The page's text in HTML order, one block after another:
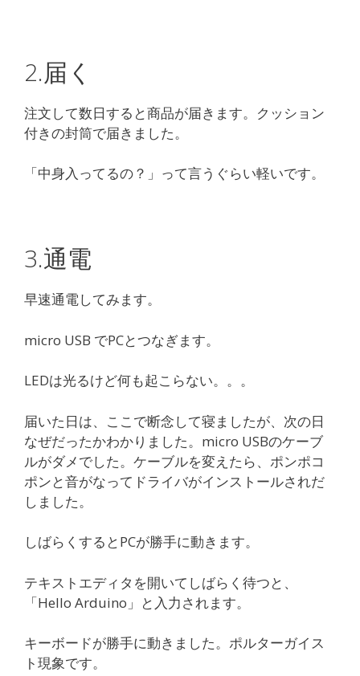
2.届く
注文して数日すると商品が届きます。クッション
付きの封筒で届きました。
「中身入ってるの？」って言うぐらい軽いです。
3.通電
早速通電してみます。
micro USB でPCとつなぎます。
LEDは光るけど何も起こらない。。。
届いた日は、ここで断念して寝ましたが、次の日
なぜだったかわかりました。micro USBのケーブ
ルがダメでした。ケーブルを変えたら、ポンポコ
ポンと音がなってドライバがインストールされだ
しました。
しばらくするとPCが勝手に動きます。
テキストエディタを開いてしばらく待つと、
「Hello Arduino」と入力されます。
キーボードが勝手に動きました。ポルターガイス
ト現象です。